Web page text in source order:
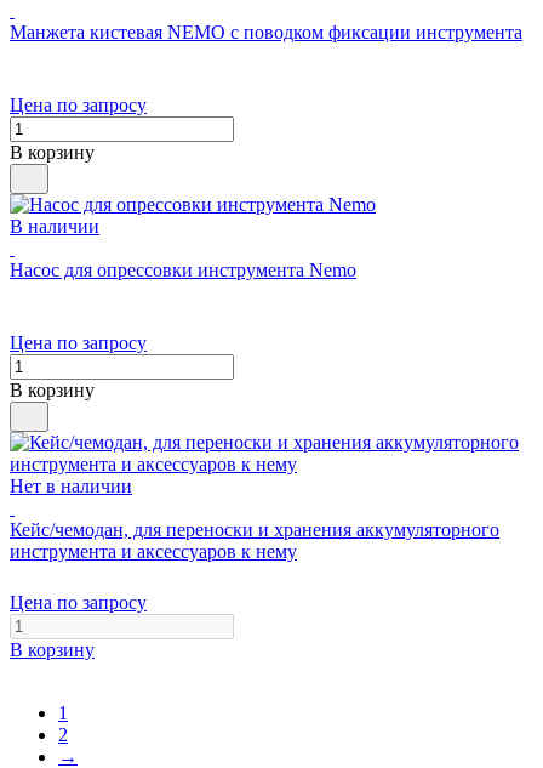
Манжета кистевая NEMO с поводком фиксации инструмента
Цена по запросу
В корзину
В наличии
Насос для опрессовки инструмента Nemo
Цена по запросу
В корзину
Нет в наличии
Кейс/чемодан, для переноски и хранения аккумуляторного
инструмента и аксессуаров к нему
Цена по запросу
В корзину
1
2
→